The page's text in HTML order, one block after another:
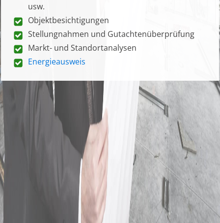
usw.
Objektbesichtigungen
Stellungnahmen und Gutachtenüberprüfung
Markt- und Standortanalysen
Energieausweis